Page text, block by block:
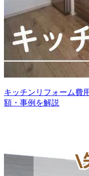
キッチンリフォーム費
額・事例を解説